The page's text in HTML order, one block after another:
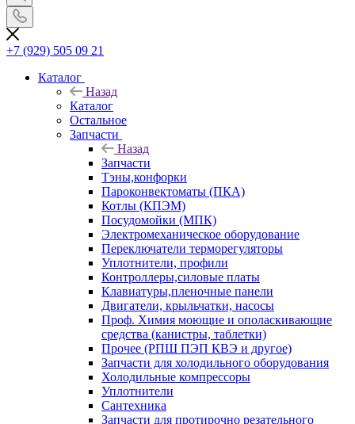
+7 (929) 505 09 21
Каталог
Назад
Каталог
Остальное
Запчасти
Назад
Запчасти
Тэны,конфорки
Пароконвектоматы (ПКА)
Котлы (КПЭМ)
Посудомойки (МПК)
Электромеханическое оборудование
Переключатели терморегуляторы
Уплотнители, профили
Контроллеры,силовые платы
Клавиатуры,пленочные панели
Двигатели, крыльчатки, насосы
Проф. Химия моющие и ополаскивающие
средства (канистры, таблетки)
Прочее (РПШ ПЭП КВЭ и другое)
Запчасти для холодильного оборудования
Холодильные компрессоры
Уплотнители
Сантехника
Запчасти для протирочно резательного